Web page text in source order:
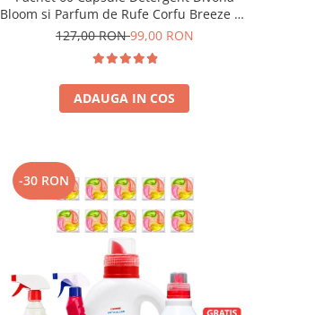
Bloom si Parfum de Rufe Corfu Breeze by
Delia 200 ml
127,00 RON99,00 RON
ADAUGA IN COS
-30 RON